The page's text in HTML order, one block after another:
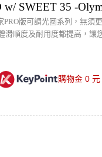
w/ SWEET 35 -
版可調光圈系列，無須
順度及耐用度都提高，讓
購物金 0元